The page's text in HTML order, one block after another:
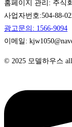
홈페이지 관리: 주식
사업자번호:504-88-
광고문의: 1566-9094
이메일:
© 2025 모델하우스 all